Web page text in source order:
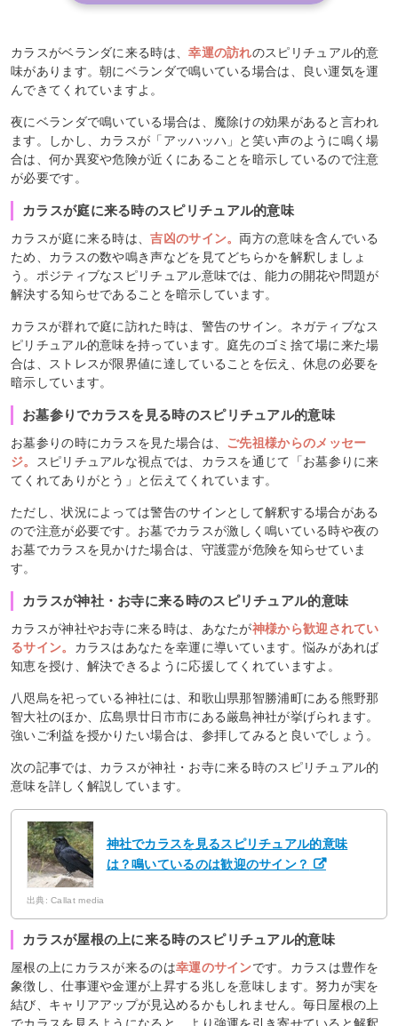
カラスがベランダに来る時は、幸運の訪れのスピリチュアル的意
味があります。朝にベランダで鳴いている場合は、良い運気を運
んできてくれていますよ。
夜にベランダで鳴いている場合は、魔除けの効果があると言われ
ます。しかし、カラスが「アッハッハ」と笑い声のように鳴く場
合は、何か異変や危険が近くにあることを暗示しているので注意
が必要です。
カラスが庭に来る時のスピリチュアル的意味
カラスが庭に来る時は、吉凶のサイン。 両方の意味を含んでいる
ため、カラスの数や鳴き声などを見てどちらかを解釈しましょ
う。ポジティブなスピリチュアル意味では、能力の開花や問題が
解決する知らせであることを暗示しています。
カラスが群れで庭に訪れた時は、警告のサイン。ネガティブなス
ピリチュアル的意味を持っています。庭先のゴミ捨て場に来た場
合は、ストレスが限界値に達していることを伝え、休息の必要を
暗示しています。
お墓参りでカラスを見る時のスピリチュアル的意味
お墓参りの時にカラスを見た場合は、 ご先祖様からのメッセー
ジ。
スピリチュアルな視点では、カラスを通じて「お墓参りに来
てくれてありがとう」と伝えてくれています。
ただし、状況によっては警告のサインとして解釈する場合がある
ので注意が必要です。お墓でカラスが激しく鳴いている時や夜の
お墓でカラスを見かけた場合は、守護霊が危険を知らせていま
す。
カラスが神社・お寺に来る時のスピリチュアル的意味
カラスが神社やお寺に来る時は、あなたが神様から歓迎されてい
るサイン。 カラスはあなたを幸運に導いています。悩みがあれば
知恵を授け、解決できるように応援してくれていますよ。
八咫烏を祀っている神社には、和歌山県那智勝浦町にある熊野那
智大社のほか、広島県廿日市市にある厳島神社が挙げられます。
強いご利益を授かりたい場合は、参拝してみると良いでしょう。
次の記事では、カラスが神社・お寺に来る時のスピリチュアル的
意味を詳しく解説しています。
神社でカラスを見るスピリチュアル的意味
は？鳴いているのは歓迎のサイン？
出典: Callat media
カラスが屋根の上に来る時のスピリチュアル的意味
屋根の上にカラスが来るのは幸運のサインです。カラスは豊作を
象徴し、仕事運や金運が上昇する兆しを意味します。努力が実を
結び、キャリアアップが見込めるかもしれません。毎日屋根の上